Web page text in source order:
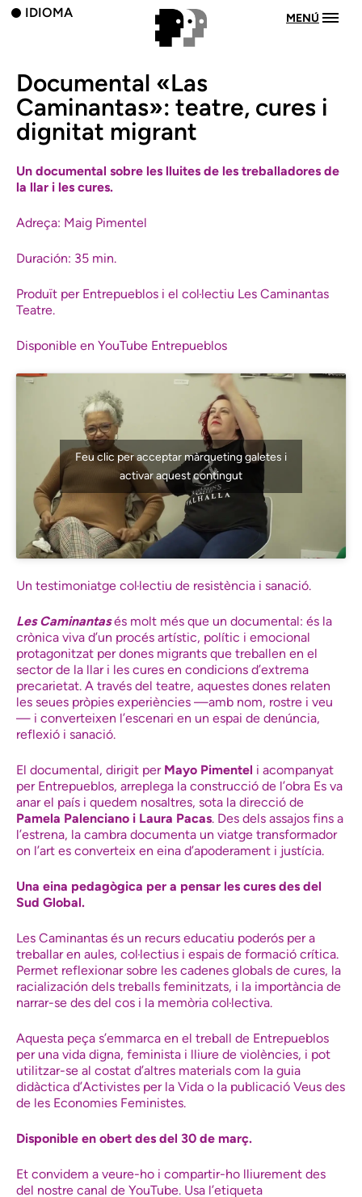
IDIOMA MENÚ
Documental «Las
Caminantas»: teatre, cures i
dignitat migrant
Un documental sobre les lluites de les treballadores de
la llar i les cures.
Adreça: Maig Pimentel
Duración: 35 min.
Produït per Entrepueblos i el col·lectiu Les Caminantas
Teatre.
Disponible en YouTube Entrepueblos
Feu clic per acceptar màrqueting galetes i
activar aquest contingut
Un testimoniatge col·lectiu de resistència i sanació.
Les Caminantasés molt més que un documental: és la
crònica viva d’un procés artístic, polític i emocional
protagonitzat per dones migrants que treballen en el
sector de la llar i les cures en condicions d’extrema
precarietat. A través del teatre, aquestes dones relaten
les seues pròpies experiències —amb nom, rostre i veu
— i converteixen l’escenari en un espai de denúncia,
reflexió i sanació.
El documental, dirigit per Mayo Pimentel i acompanyat
per Entrepueblos, arreplega la construcció de l’obra Es va
anar el país i quedem nosaltres, sota la direcció de
Pamela Palenciano i Laura Pacas. Des dels assajos fins a
l’estrena, la cambra documenta un viatge transformador
on l’art es converteix en eina d’apoderament i justícia.
Una eina pedagògica per a pensar les cures des del
Sud Global.
Les Caminantas és un recurs educatiu poderós per a
treballar en aules, col·lectius i espais de formació crítica.
Permet reflexionar sobre les cadenes globals de cures, la
racialización dels treballs feminitzats, i la importància de
narrar-se des del cos i la memòria col·lectiva.
Aquesta peça s’emmarca en el treball de Entrepueblos
per una vida digna, feminista i lliure de violències, i pot
utilitzar-se al costat d’altres materials com la guia
didàctica d’Activistes per la Vida o la publicació Veus des
de les Economies Feministes.
Disponible en obert des del 30 de març.
Et convidem a veure-ho i compartir-ho lliurement des
del nostre canal de YouTube. Usa l’etiqueta